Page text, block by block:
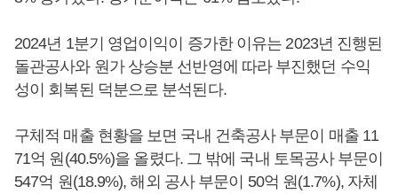
2024년 1분기 영업이익이 증가한 이유는 2023년 진행된
돌관공사와 원가 상승분 선반영에 따라 부진했던 수익
성이 회복된 덕분으로 분석된다.
구체적 매출 현황을 보면 국내 건축공사 부문이 매출 11
71억 원(40.5%)을 올렸다. 그 밖에 국내 토목공사 부문이
547억 원(18.9%), 해외 공사 부문이 50억 원(1.7%), 자체